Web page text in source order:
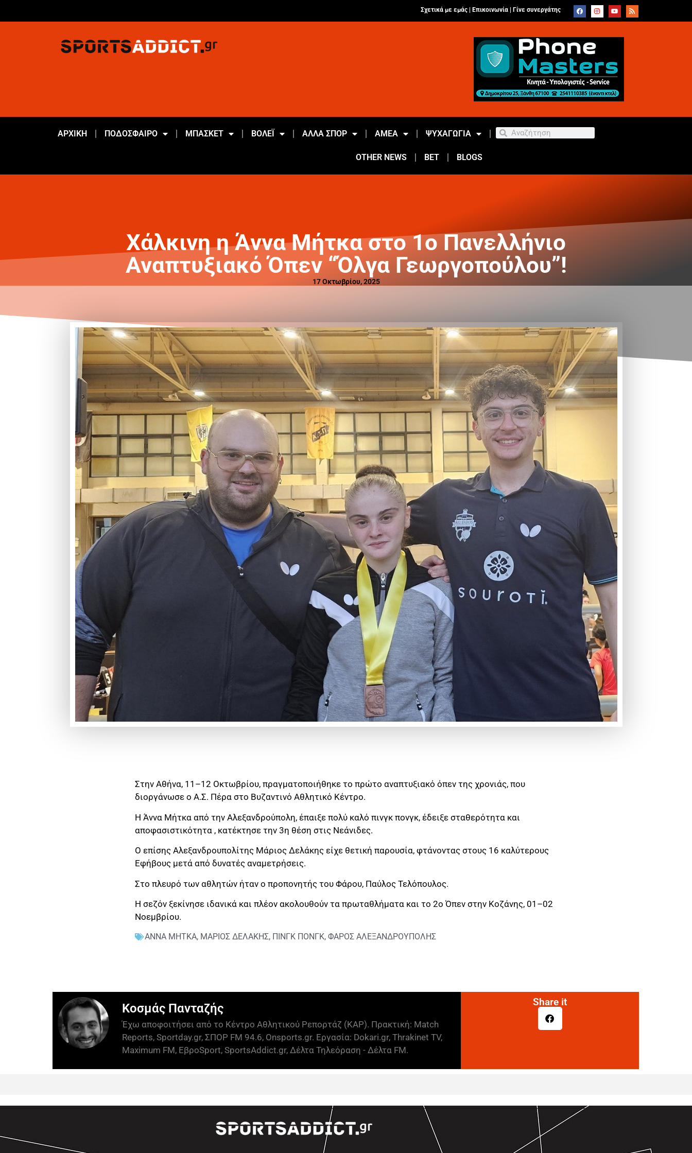
Σχετικά με εμάς | Επικοινωνία Γίνε συνεργάτης
ΑΡΧΙΚΗ ΠΟΔΟΣΦΑΙΡΟ ΜΠΑΣΚΕΤ ΒΟΛΕΪ ΑΛΛΑ ΣΠΟΡ ΑΜΕΑ ΨΥΧΑΓΩΓΙΑ
OTHER NEWS BET BLOGS
Χάλκινη η Άννα Μήτκα στο 1ο Πανελλήνιο
Αναπτυξιακό Όπεν “Όλγα Γεωργοπούλου”!
17 Οκτωβρίου, 2025
Στην Αθήνα, 11–12 Οκτωβρίου, πραγματοποιήθηκε το πρώτο αναπτυξιακό όπεν της χρονιάς, που
διοργάνωσε ο Α.Σ. Πέρα στο Βυζαντινό Αθλητικό Κέντρο.
Η Άννα Μήτκα από την Αλεξανδρούπολη, έπαιξε πολύ καλό πινγκ πονγκ, έδειξε σταθερότητα και
αποφασιστικότητα , κατέκτησε την 3η θέση στις Νεάνιδες.
Ο επίσης Αλεξανδρουπολίτης Μάριος Δελάκης είχε θετική παρουσία, φτάνοντας στους 16 καλύτερους
Εφήβους μετά από δυνατές αναμετρήσεις.
Στο πλευρό των αθλητών ήταν ο προπονητής του Φάρου, Παύλος Τελόπουλος.
Η σεζόν ξεκίνησε ιδανικά και πλέον ακολουθούν τα πρωταθλήματα και το 2ο Όπεν στην Κοζάνης, 01–02
Νοεμβρίου.
ΑΝΝΑ ΜΗΤΚΑ, ΜΑΡΙΟΣ ΔΕΛΑΚΗΣ, ΠΙΝΓΚ ΠΟΝΓΚ, ΦΑΡΟΣ ΑΛΕΞΑΝΔΡΟΥΠΟΛΗΣ
Κοσμάς Πανταζής
Έχω αποφοιτήσει από το Κέντρο Αθλητικού Ρεπορτάζ (ΚΑΡ). Πρακτική: Match
Reports, Sportday.gr, ΣΠΟΡ FM 94.6, Onsports.gr. Εργασία: Dokari.gr, Thrakinet TV,
Maximum FM, ΕβροSport, SportsAddict.gr, Δέλτα Τηλεόραση - Δέλτα FM.
Share it